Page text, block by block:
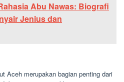
Abu Nawas: Biografi
Jenius dan
Aceh merupakan bagian penting dari